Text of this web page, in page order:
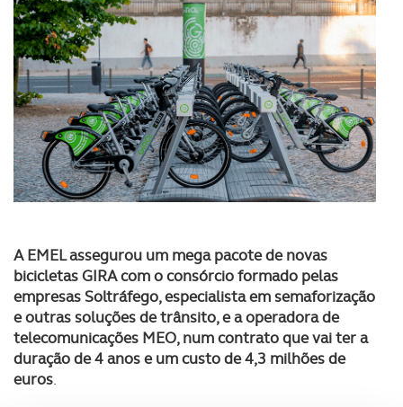
A EMEL assegurou um mega pacote de novas
bicicletas GIRA com o consórcio formado pelas
empresas Soltráfego, especialista em semaforização
e outras soluções de trânsito, e a operadora de
telecomunicações MEO, num contrato que vai ter a
duração de 4 anos e um custo de 4,3 milhões de
euros.